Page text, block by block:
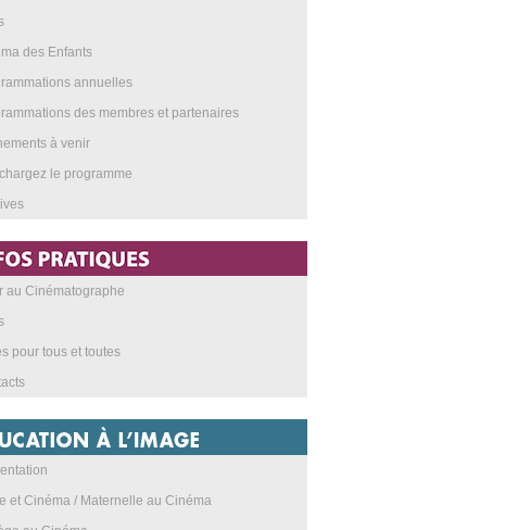
des Enfants
annuelles
des membres et partenaires
à venir
le programme
au Cinématographe
pour tous et toutes
et Cinéma / Maternelle au Cinéma